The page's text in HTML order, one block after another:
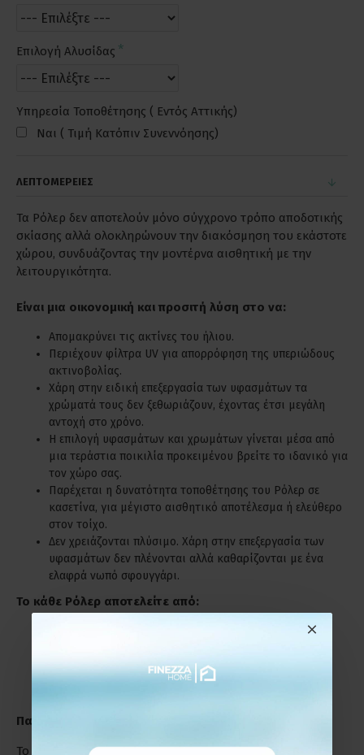
Επιλογή Αλυσίδας
Υπηρεσία Τοποθέτησης ( Εντός Αττικής)
Ναι ( Τιμή Κατόπιν Συνεννόησης)
ΛΕΠΤΟΜΕΡΕΙΕΣ
Τα Ρόλερ δεν αποτελούν μόνο σύγχρονο τρόπο αποδοτικής
σκίασης αλλά ολοκληρώνουν την διακόσμηση του εκάστοτε
χώρου, συνδυάζοντας την μοντέρνα αισθητική με την
λειτουργικότητα.
Είναι μια οικονομική και προσιτή λύση στο να:
Απομακρύνει τις ακτίνες του ήλιου.
Περιέχουν φίλτρα UV για απορρόφηση της υπεριώδους
ακτινοβολίας.
Χάρη στην ειδική επεξεργασία των υφασμάτων τα
χρώματά τους δεν ξεθωριάζουν, έχοντας έτσι μεγάλη
αντοχή στο χρόνο.
Η επιλογή υφασμάτων και χρωμάτων γίνεται μέσα από
μια τεράστια ποικιλία προκειμένου βρείτε το ιδανικό για
τον χώρο σας.
Παρέχεται η δυνατότητα τοποθέτησης του Ρόλερ σε
κασετίνα, για μέγιστο αισθητικό αποτέλεσμα ή ελεύθερο
στον τοίχο.
Δεν χρειάζονται πλύσιμο. Χάρη στην επεξεργασία των
υφασμάτων δεν πλένονται αλλά καθαρίζονται με ένα
ελαφρά νωπό σφουγγάρι.
Το κάθε Ρόλερ αποτελείτε από:
Βίδες και ούπα για την τοποθέτηση.
Παράδειγμα Μέτρησης
Το Ρόλερ μπορεί να τοποθετηθεί :